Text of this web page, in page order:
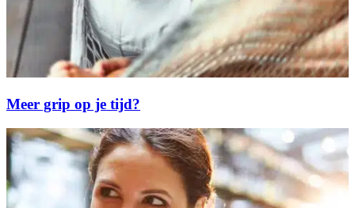
Meer grip op je tijd?